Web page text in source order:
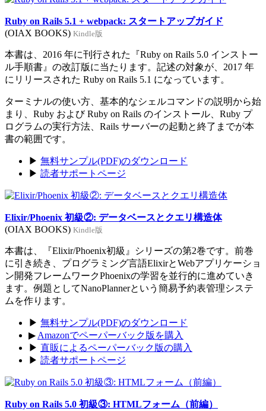
Ruby on Rails 5.1 + webpack: スタートアップガイド
(OIAX BOOKS) Kindle版
本書は、2016 年に刊行された『Ruby on Rails 5.0 インストー
ル手順書』の改訂版に当たります。記述の対象が、2017 年
にリリースされた Ruby on Rails 5.1 になっています。
ターミナルの使い方、基本的なシェルコマンドの説明から始
まり、Ruby および Ruby on Rails のインストール、Ruby プ
ログラムの実行方法、Rails サーバーの起動と終了までが本
書の範囲です。
▶ 無料サンプル(PDF)のダウンロード
▶ 読者サポートページ
Elixir/Phoenix 初級②: データベースとクエリ構造体
(OIAX BOOKS) Kindle版
本書は、『Elixir/Phoenix初級』シリーズの第2巻です。前巻
に引き続き、プログラミング言語ElixirとWebアプリケーショ
ン開発フレームワークPhoenixの学習を並行的に進めていき
ます。例題としてNanoPlannerという簡易予約表管理システ
ムを作ります。
▶ 無料サンプル(PDF)のダウンロード
▶ Amazonでペーパーバック版を購入
▶ 直販によるペーパーバック版の購入
▶ 読者サポートページ
Ruby on Rails 5.0 初級③: HTMLフォーム（前編）